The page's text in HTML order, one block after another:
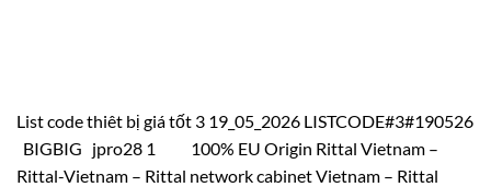
List code thiêt bị giá tốt 3 19_05_2026 LISTCODE#3#190526
BIGBIG jpro28 1 100% EU Origin Rittal Vietnam –
Rittal-Vietnam – Rittal network cabinet Vietnam – Rittal